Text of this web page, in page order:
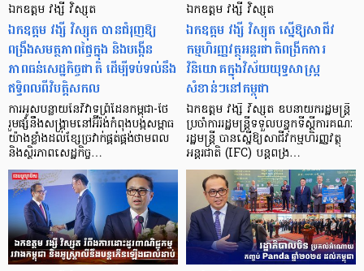
ឯកឧត្តម វង្សី វិស្សុត
ឯកឧត្តម វង្សី វិស្សុត បានជំរុញឱ្យ
ពង្រឹងសមត្ថភាពផ្ទៃក្នុង និងបង្កើន
ភាពធន់សេដ្ឋកិច្ចជាតិ ដើម្បីទប់ទល់នឹង
ឥទ្ធិពលពីវិបត្តិសកល
ការអូសបន្លាយនៃវិវាទព្រំដែនកម្ពុជា-ថៃ
រួមផ្សំនឹងសង្គ្រាមនៅអ៊ីរ៉ង់កំពុងបង្កសម្ពាធ
យ៉ាងខ្លាំងដល់ខ្សែច្រវាក់ផ្គត់ផ្គង់ថាមពល
និងស្ថិរភាពសេដ្ឋកិច្ច…
ឯកឧត្តម វង្សី វិស្សុត
ឯកឧត្តម វង្សី វិស្សុត ស្នើឱ្យសាជីវ
កម្មហិរញ្ញវត្ថុអន្តរជាតិពង្រីកការ
វិនិយោគក្នុងវិស័យយុទ្ធសាស្ត្រ
សំខាន់ៗនៅកម្ពុជា
ឯកឧត្តម វង្សី វិស្សុត ឧបនាយករដ្ឋមន្ត្រី
ប្រចាំការរដ្ឋមន្ត្រីទទួលបន្ទុកទីស្ដីការគណៈ
រដ្ឋមន្ត្រី បានស្នើឱ្យសាជីវកម្មហិរញ្ញវត្ថុ
អន្តរជាតិ (IFC) បន្តពង្រ…